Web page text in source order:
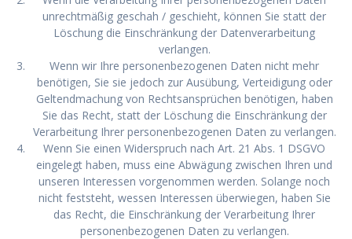
unrechtmäßig geschah / geschieht, können Sie statt der
Löschung die Einschränkung der Datenverarbeitung
verlangen.
Wenn wir Ihre personenbezogenen Daten nicht mehr
benötigen, Sie sie jedoch zur Ausübung, Verteidigung oder
Geltendmachung von Rechtsansprüchen benötigen, haben
Sie das Recht, statt der Löschung die Einschränkung der
Verarbeitung Ihrer personenbezogenen Daten zu verlangen.
Wenn Sie einen Widerspruch nach Art. 21 Abs. 1 DSGVO
eingelegt haben, muss eine Abwägung zwischen Ihren und
unseren Interessen vorgenommen werden. Solange noch
nicht feststeht, wessen Interessen überwiegen, haben Sie
das Recht, die Einschränkung der Verarbeitung Ihrer
personenbezogenen Daten zu verlangen.